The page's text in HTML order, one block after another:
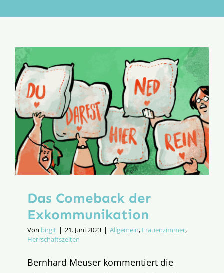
Aktion
Das Comeback der
Exkom­munikation
Von birgit | 21. Juni 2023 | Allgemein, Frauenzimmer,
Herrschaftszeiten
Bernhard Meuser kommentiert die